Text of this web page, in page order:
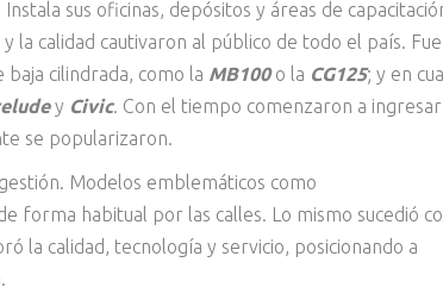
sus oficinas, depósitos y áreas de
la calidad cautivaron al público de todo el país.
cilindrada, como la MB100o la CG125; y en
y Civic. Con el tiempo comenzaron a ingresar
se popularizaron.
Modelos emblemáticos como
forma habitual por las calles. Lo mismo sucedió
la calidad, tecnología y servicio, posicionando a